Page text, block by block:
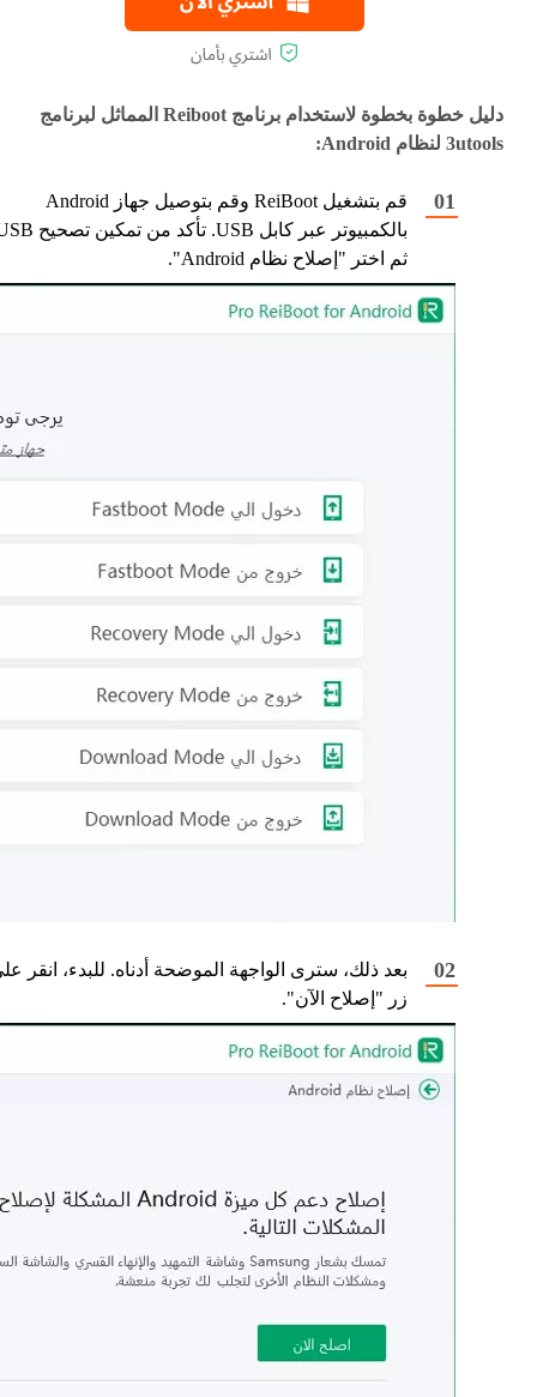
دليل خطوة بخطوة لاستخدام برنامج Reiboot المماثل لبرنامج
3utools لنظام Android:
قم بتشغيل ReiBoot وقم بتوصيل جهاز Android
ثم اختر "إصلاح نظام Android".
بعد ذلك، سترى الواجهة الموضحة أدناه. للبدء، انقر
زر "إصلاح الآن".